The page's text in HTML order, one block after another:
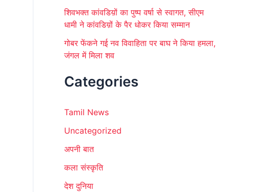
शिवभक्त कांवडिय़ों का पुष्प वर्षा से स्वागत, सीएम
धामी ने कांवडिय़ों के पैर धोकर किया सम्मान
गोबर फेंकने गई नव विवाहिता पर बाघ ने किया हमला,
जंगल में मिला शव
Categories
Tamil News
Uncategorized
अपनी बात
कला संस्कृति
देश दुनिया